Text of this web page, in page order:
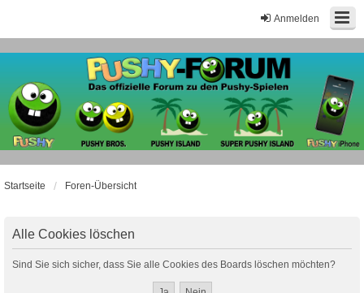
Anmelden
Startseite Foren-Übersicht
Alle Cookies löschen
Sind Sie sich sicher, dass Sie alle Cookies des Boards löschen möchten?